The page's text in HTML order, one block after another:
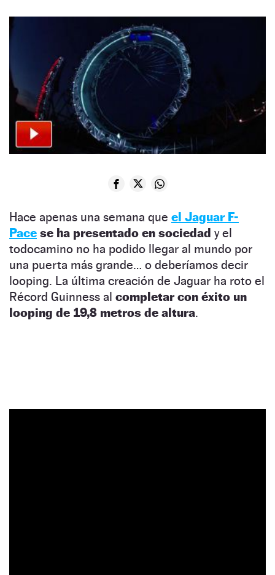
Hace apenas una semana que el Jaguar F-
Pace se ha presentado en sociedad y el
todocamino no ha podido llegar al mundo por
una puerta más grande… o deberíamos decir
looping. La última creación de Jaguar ha roto el
Récord Guinness al completar con éxito un
looping de 19,8 metros de altura.